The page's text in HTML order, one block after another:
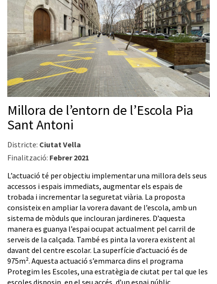
Millora de l’entorn de l’Escola Pia
Sant Antoni
Districte: Ciutat Vella
Finalització: Febrer 2021
L’actuació té per objectiu implementar una millora dels seus
accessos i espais immediats, augmentar els espais de
trobada i incrementar la seguretat viària. La proposta
consisteix en ampliar la vorera davant de l’escola, amb un
sistema de mòduls que inclouran jardineres. D’aquesta
manera es guanya l’espai ocupat actualment pel carril de
serveis de la calçada. També es pinta la vorera existent al
davant del centre escolar. La superfície d’actuació és de
975m². Aquesta actuació s’emmarca dins el programa
Protegim les Escoles, una estratègia de ciutat per tal que les
escoles disposin, en el seu accés, d’un espai públic